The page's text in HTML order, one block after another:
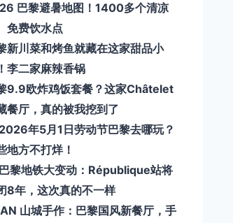
巴黎避暑地图！1400多个清凉
免费饮水点
新川菜和烤鱼就藏在这家甜品小
李二家麻辣香锅
9.9欧炸鸡饭套餐？这家Châtelet
餐厅，真的被我挖到了
年5月1日劳动节巴黎去哪玩？
地方不打烊！
黎地铁大变动：République站将
8年，这次真的不一样
山城手作：巴黎国风新餐厅，手